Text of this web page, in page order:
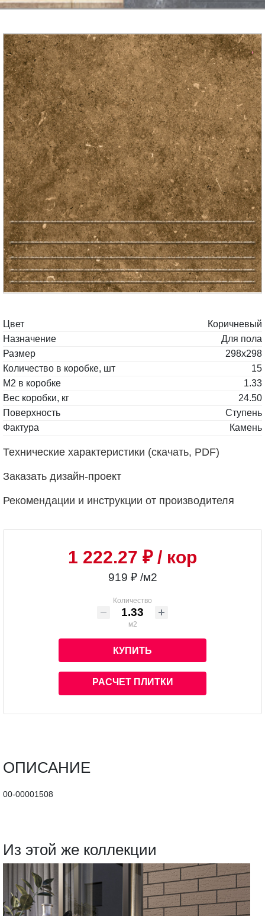
Цвет
Коричневый
Назначение
Для пола
Размер
298x298
Количество в коробке, шт
15
М2 в коробке
1.33
Вес коробки, кг
24.50
Поверхность
Ступень
Фактура
Камень
Технические характеристики (скачать, PDF)
Заказать дизайн-проект
Рекомендации и инструкции от производителя
1 222.27 ₽/ кор
919 ₽ /м2
Количество
м2
КУПИТЬ
РАСЧЕТ ПЛИТКИ
ОПИСАНИЕ
00-00001508
Из этой же коллекции